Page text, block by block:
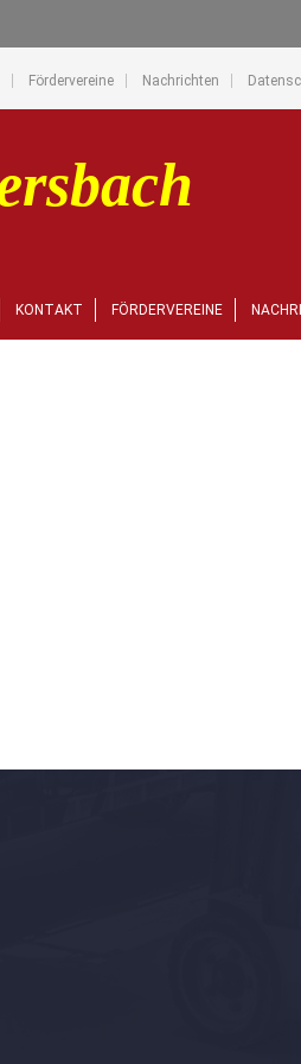
Fördervereine Nachrichten
KONTAKT FÖRDERVEREINE